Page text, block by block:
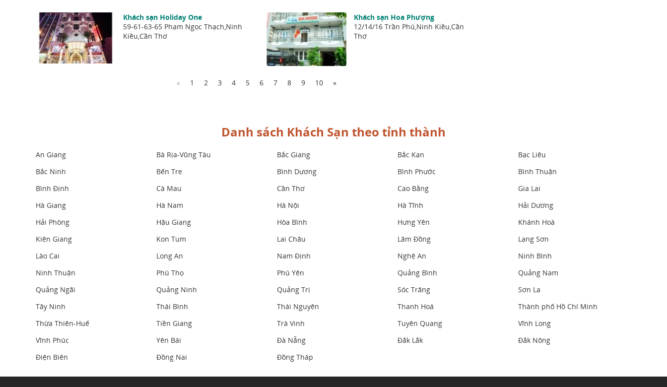
Khách sạn Holiday One
59-61-63-65 Phạm Ngọc Thạch,Ninh
Kiều,Cần Thơ
Khách sạn Hoa Phượng
12/14/16 Trần Phú,Ninh Kiều,Cần
Thơ
« 1 2 3 4 5 6 7 8 9 10 »
Danh sách Khách Sạn theo tỉnh thành
An Giang Bà Rịa-Vũng Tàu Bắc Giang Bắc Kạn
Bạc Liêu
Bắc Ninh
Bến Tre Bình Dương Bình Phước
Bình Thuận
Bình Định
Cà Mau Cần Thơ Cao Bằng
Gia Lai
Hà Giang
Hà Nam Hà Nội Hà Tĩnh
Hải Dương
Hải Phòng
Hậu Giang Hòa Bình Hưng Yên
Khánh Hoà
Kiên Giang
Kon Tum Lai Châu Lâm Đồng
Lạng Sơn
Lào Cai
Long An Nam Định Nghệ An
Ninh Bình
Ninh Thuận
Phú Thọ Phú Yên Quảng Bình
Quảng Nam
Quảng Ngãi
Quảng Ninh Quảng Trị Sóc Trăng
Sơn La
Tây Ninh
Thái Bình Thái Nguyên Thanh Hoá
Thành phố Hồ Chí Minh
Thừa Thiên-Huế
Tiền Giang Trà Vinh Tuyên Quang
Vĩnh Long
Vĩnh Phúc
Yên Bái Đà Nẵng Đắk Lắk
Đắk Nông
Điện Biên
Đồng Nai Đồng Tháp